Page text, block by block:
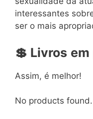
interessantes
ser o mais
💲 Livros em
Assim, é melhor!
No products found.